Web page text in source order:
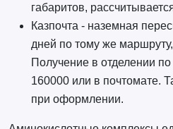
габаритов,
Казпочта - наземная
дней по тому же
Получение в отделении
160000 или в почтомате.
при оформлении.